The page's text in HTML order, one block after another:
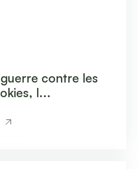
contre les
l...